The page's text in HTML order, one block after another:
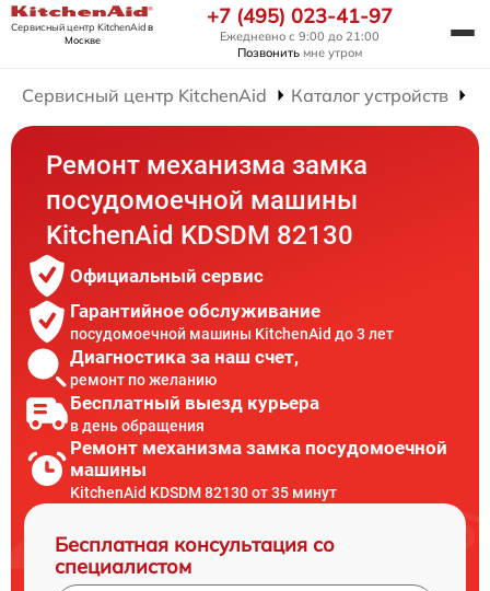
Сервисный центр KitchenAidв
Москве
+7 (495) 023-41-97
Ежедневно с 9:00 до 21:00
Позвонить мне утром
Сервисный центр KitchenAid Каталог устройств
Ремонт механизма замка
посудомоечной машины
KitchenAid KDSDM 82130
Официальный сервис
Гарантийное обслуживание
посудомоечной машины KitchenAid до 3 лет
Диагностика за наш счет,
ремонт по желанию
Бесплатный выезд курьера
в день обращения
Ремонт механизма замка посудомоечной
машины
KitchenAid KDSDM 82130 от 35 минут
Бесплатная консультация со
специалистом